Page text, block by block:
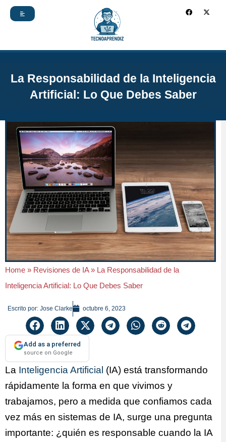
F
a
-
La Responsabilidad de la Inteligencia
Artificial: Lo Que Debes Saber
Home » Revisiones de IA» La Responsabilidad de la
Inteligencia Artificial: Lo Que Debes Saber
Escrito por: Jose Clarke octubre 6, 2023
Add as a preferred
source on Google
La Inteligencia Artificial (IA) está transformando
rápidamente la forma en que vivimos y
trabajamos, pero a medida que confiamos cada
vez más en sistemas de IA, surge una pregunta
importante: ¿quién es responsable cuando la IA